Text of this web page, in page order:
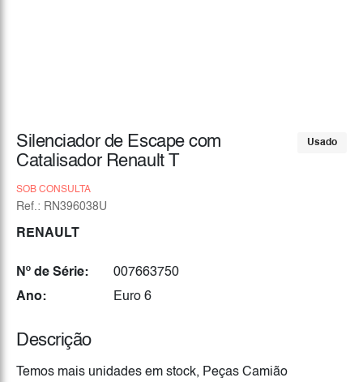
Usado
Silenciador de Escape com
Catalisador Renault T
SOB CONSULTA
Ref.: RN396038U
RENAULT
Nº de Série:
007663750
Ano:
Euro 6
Descrição
Temos mais unidades em stock, Peças Camião